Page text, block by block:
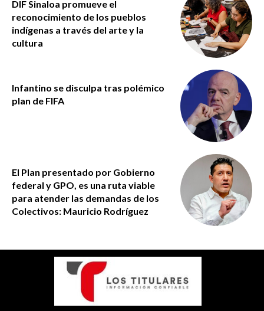
DIF Sinaloa promueve el
reconocimiento de los pueblos
indígenas a través del arte y la
cultura
Infantino se disculpa tras polémico
plan de FIFA
El Plan presentado por Gobierno
federal y GPO, es una ruta viable
para atender las demandas de los
Colectivos: Mauricio Rodríguez